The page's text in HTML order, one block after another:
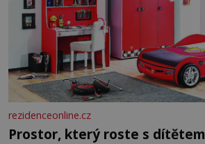
rezidenceonline.cz
Prostor, který roste s dítětem